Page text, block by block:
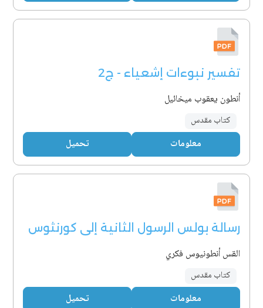
تفسير نبوءات إشعياء - ج2
أنطون يعقوب ميخائيل
كتاب مقدس
معلومات تحميل
رسالة بولس الرسول الثانية إلى كورنثوس
القس أنطونيوس فكري
كتاب مقدس
معلومات تحميل